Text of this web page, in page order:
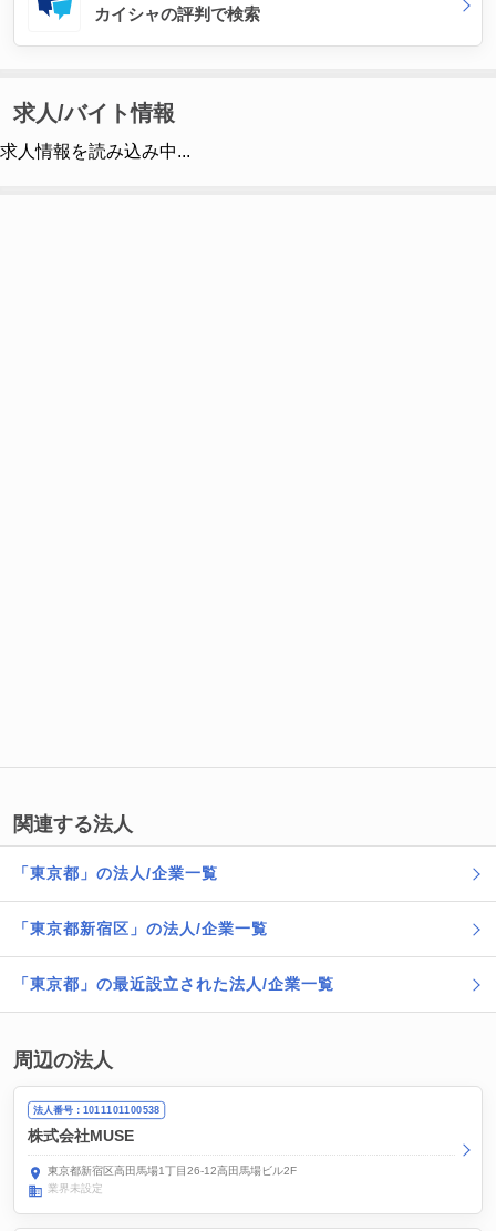
カイシャの評判で検索
求人/バイト情報
求人情報を読み込み中...
関連する法人
「東京都」の法人/企業一覧
「東京都新宿区」の法人/企業一覧
「東京都」の最近設立された法人/企業一覧
周辺の法人
法人番号：1011101100538
株式会社MUSE
東京都新宿区高田馬場1丁目26-12高田馬場ビル2F
業界未設定